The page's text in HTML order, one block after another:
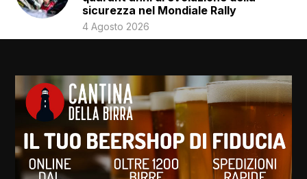
sicurezza nel Mondiale Rally
4 Agosto 2026